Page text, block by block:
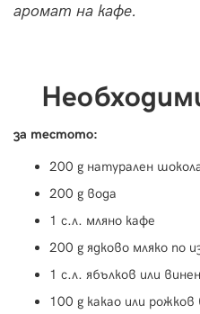
аромат на кафе.
за тестото:
200 g натурален
200 g вода
1 с.л. мляно кафе
200 g ядково мляко по
1 с.л. ябълков или
100 g какао или рожков